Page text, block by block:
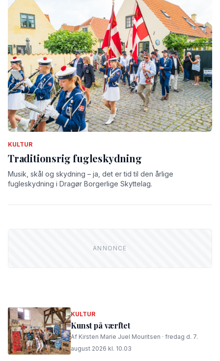
KULTUR
Traditionsrig fugleskydning
Musik, skål og skydning – ja, det er tid til den årlige
fugleskydning i Dragør Borgerlige Skyttelag.
KULTUR
Kunst på værftet
Af Kirsten Marie Juel Mouritsen · fredag d. 7.
august 2026 kl. 10.03